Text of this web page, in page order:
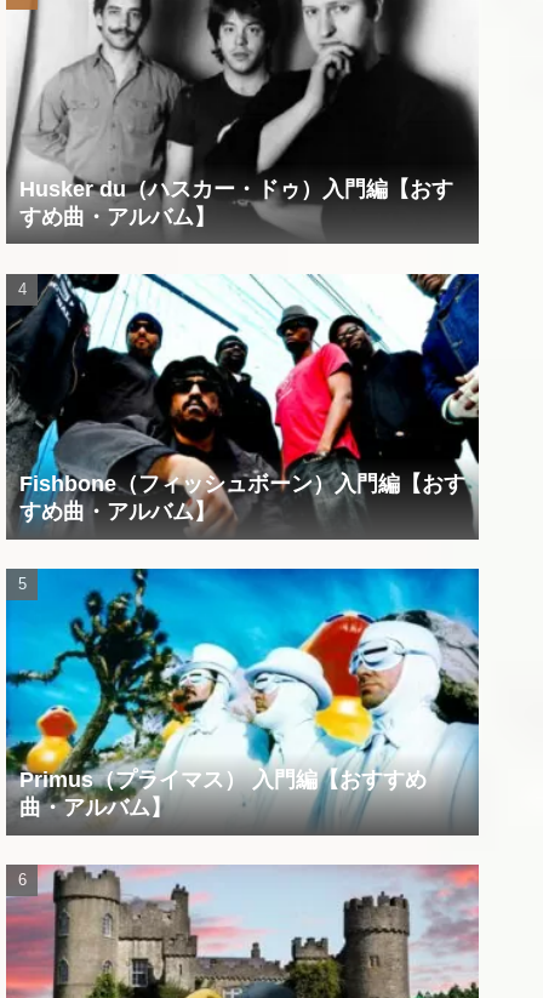
Husker du（ハスカー・ドゥ）入門編【おす
すめ曲・アルバム】
Fishbone（フィッシュボーン）入門編【おす
すめ曲・アルバム】
Primus（プライマス） 入門編【おすすめ
曲・アルバム】